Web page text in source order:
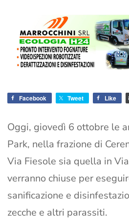
Facebook Tweet Like
Oggi, giovedì 6 ottobre le
Park, nella frazione di
Via Fiesole sia quella in
verranno chiuse per
sanificazione e
zecche e altri parassiti.